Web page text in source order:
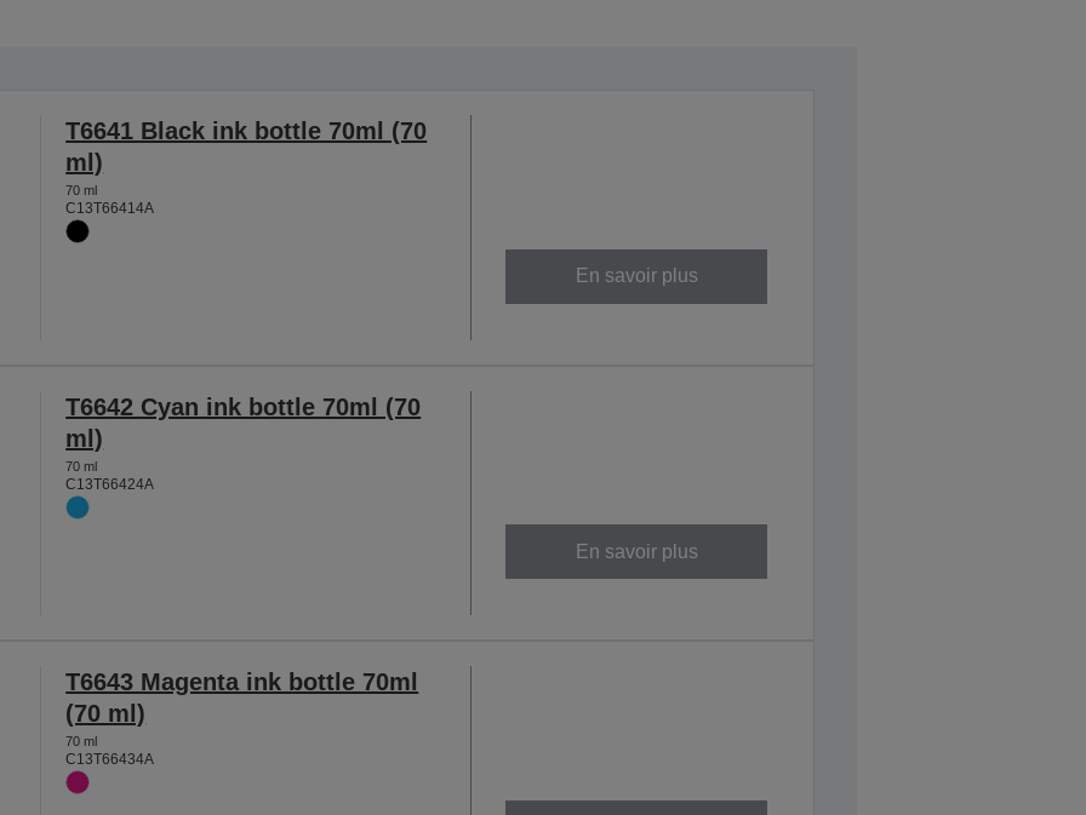
T6641 Black ink bottle 70ml (70
ml)
70 ml
C13T66414A
En savoir plus
T6642 Cyan ink bottle 70ml (70
ml)
70 ml
C13T66424A
En savoir plus
T6643 Magenta ink bottle 70ml
(70 ml)
70 ml
C13T66434A